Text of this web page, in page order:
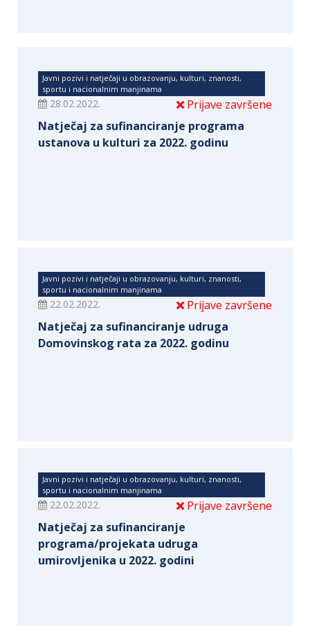
Javni pozivi i natječaji u obrazovanju, kulturi, znanosti,
sportu i nacionalnim manjinama
Prijave završene
28.02.2022.
Natječaj za sufinanciranje programa
ustanova u kulturi za 2022. godinu
Javni pozivi i natječaji u obrazovanju, kulturi, znanosti,
sportu i nacionalnim manjinama
Prijave završene
22.02.2022.
Natječaj za sufinanciranje udruga
Domovinskog rata za 2022. godinu
Javni pozivi i natječaji u obrazovanju, kulturi, znanosti,
sportu i nacionalnim manjinama
Prijave završene
22.02.2022.
Natječaj za sufinanciranje
programa/projekata udruga
umirovljenika u 2022. godini